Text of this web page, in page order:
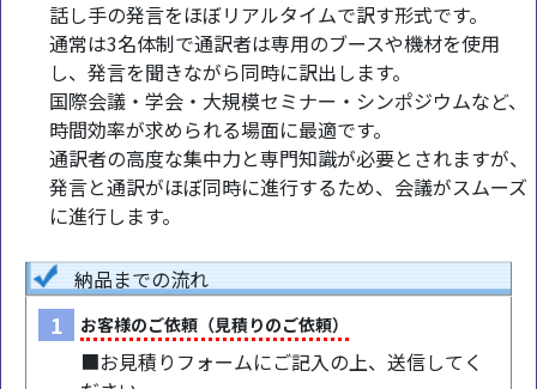
話し手の発言をほぼリアルタイムで訳す形式です。
通常は3名体制で通訳者は専用のブースや機材を使用
し、発言を聞きながら同時に訳出します。
国際会議・学会・大規模セミナー・シンポジウムなど、
時間効率が求められる場面に最適です。
通訳者の高度な集中力と専門知識が必要とされますが、
発言と通訳がほぼ同時に進行するため、会議がスムーズ
に進行します。
納品までの流れ
1 お客様のご依頼（見積りのご依頼）
■お見積りフォームにご記入の上、送信してく